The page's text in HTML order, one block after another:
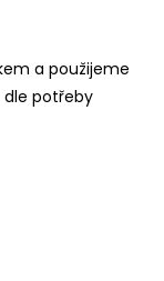
a použijeme
dle potřeby